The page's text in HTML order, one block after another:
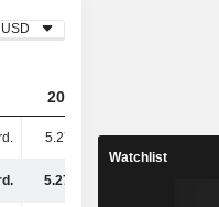
USD
2024
5.27 Mrd. 3.82 Mrd.
5.27 Mrd.
Watchlist